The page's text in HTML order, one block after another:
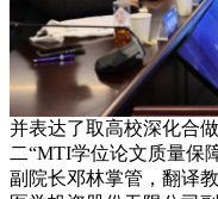
并表达了取高校深化合
二“MTI学位论文质量保
副院长邓林掌管，翻译